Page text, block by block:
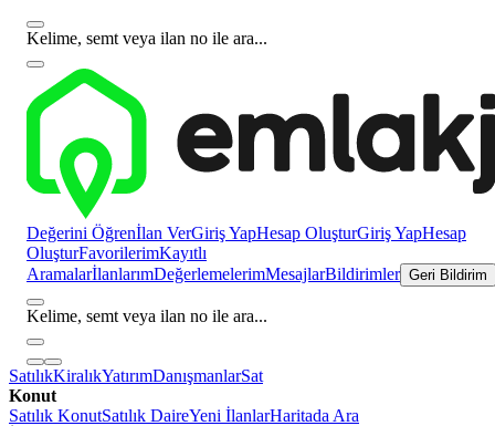
Kelime, semt veya ilan no ile ara...
Değerini Öğrenİlan VerGiriş YapHesap OluşturGiriş YapHesap
OluşturFavorilerimKayıtlı
AramalarİlanlarımDeğerlemelerimMesajlarBildirimler Geri Bildirim
Kelime, semt veya ilan no ile ara...
SatılıkKiralıkYatırımDanışmanlarSat
Konut
Satılık KonutSatılık DaireYeni İlanlarHaritada Ara